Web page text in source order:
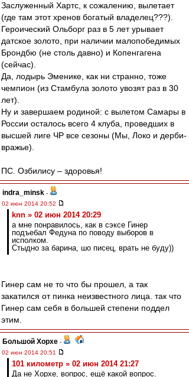
Заслуженный Хартс, к сожалению, вылетает
(где там этот хренов богатый владелец???).
Героический Ольборг раз в 5 лет урывает
датское золото, при наличии малопобедимых
Брондбю (не столь давно) и Копенгагена
(сейчас).
Да, лодырь Эменике, как ни странно, тоже
чемпион (из Стамбула золото увозят раз в 30
лет).
Ну и завершаем родиной: с вылетом Самары в
России осталось всего 4 клуба, проведших в
высшей лиге ЧР все сезоны (Мы, Локо и дерби-
вражье).
ПС. Озбилису – здоровья!
indra_minsk -
02 июн 2014 20:52
knn » 02 июн 2014 20:29
а мне понравилось, как в сэксе Гинер
подъебал Федуна по поводу выборов в
исполком.
Стыдно за барина, шо писец, врать не буду))
Гинер сам не то что бы прошел, а так
закатился от пинка неизвестного лица. так что
Гинер сам себя в большей степени поддел
этим.
Большой Хорхе -
02 июн 2014 20:51
101 километр » 02 июн 2014 21:27
Да не Хорхе, вопрос, ещё какой вопрос.